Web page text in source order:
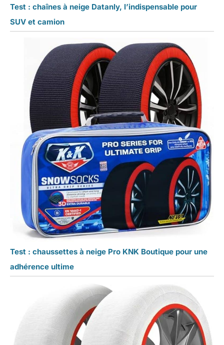
Test : chaînes à neige Datanly, l’indispensable pour
SUV et camion
Test : chaussettes à neige Pro KNK Boutique pour une
adhérence ultime